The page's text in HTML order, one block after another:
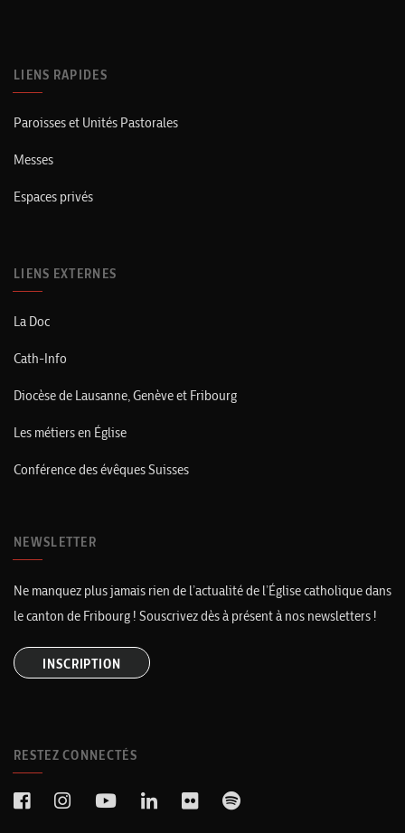
LIENS RAPIDES
Paroisses et Unités Pastorales
Messes
Espaces privés
LIENS EXTERNES
La Doc
Cath-Info
Diocèse de Lausanne, Genève et Fribourg
Les métiers en Église
Conférence des évêques Suisses
NEWSLETTER
Ne manquez plus jamais rien de l’actualité de l’Église catholique dans
le canton de Fribourg ! Souscrivez dès à présent à nos newsletters !
INSCRIPTION
RESTEZ CONNECTÉS